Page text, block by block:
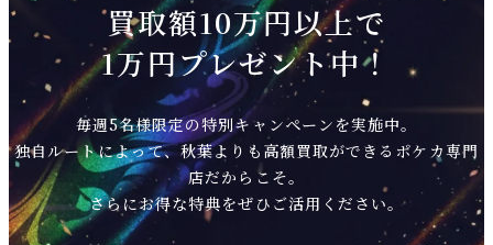
買取額10万円以上で
1万円プレゼント中！
毎週5名様限定の特別キャンペーンを実施中。
独自ルートによって、秋葉よりも高額買取ができるポケカ専門
店だからこそ。
さらにお得な特典をぜひご活用ください。